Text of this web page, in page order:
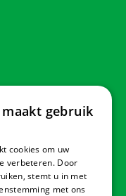
gebruik
cookies om uw
verbeteren. Door
stemt u in met
met ons